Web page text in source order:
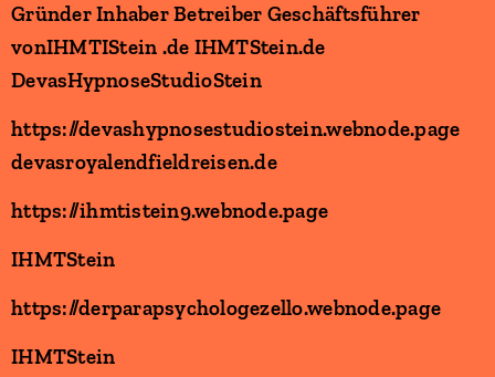
Gründer Inhaber Betreiber Geschäftsführer
vonIHMTIStein .de IHMTStein.de
DevasHypnoseStudioStein
https://devashypnosestudiostein.webnode.page
devasroyalendfieldreisen.de
https://ihmtistein9.webnode.page
IHMTStein
https://derparapsychologezello.webnode.page
IHMTStein